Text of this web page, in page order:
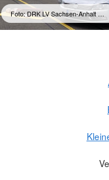
Foto: DRK LV Sachsen-Anhalt …